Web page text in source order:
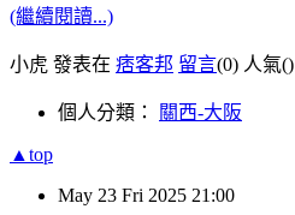
(繼續閱讀...)
小虎 發表在 痞客邦 留言(0) 人氣()
個人分類： 關西-大阪
▲top
May 23 Fri 2025 21:00